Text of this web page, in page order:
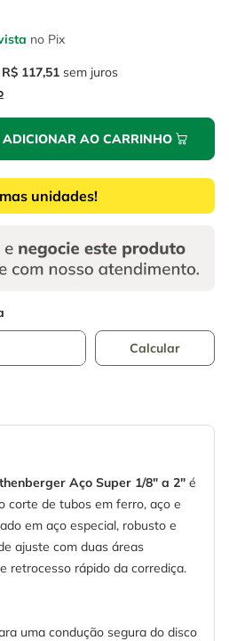
no Pix
R$ 117,51 sem juros
ADICIONAR AO CARRINHO
unidades!
Aço Super 1/8" a 2" é
corte de tubos em ferro, aço e
em aço especial, robusto e
ajuste com duas áreas
retrocesso rápido da corrediça.
uma condução segura do disco